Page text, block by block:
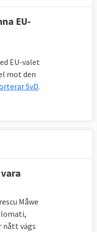
EU-
EU-valet
mot den
SvD.
Måwe
nått vägs